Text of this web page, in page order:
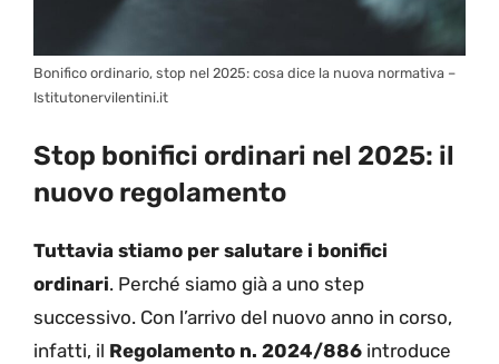
Bonifico ordinario, stop nel 2025: cosa dice la nuova normativa –
Istitutonervilentini.it
Stop bonifici ordinari nel 2025: il
nuovo regolamento
Tuttavia stiamo per salutare i bonifici
ordinari. Perché siamo già a uno step
successivo. Con l’arrivo del nuovo anno in corso,
infatti, il Regolamento n. 2024/886 introduce